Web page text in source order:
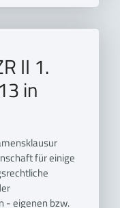
II 1.
in
für einige
- eigenen bzw.